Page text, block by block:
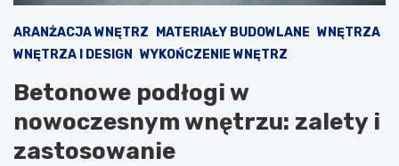
ARANŻACJA WNĘTRZ MATERIAŁY BUDOWLANE WNĘTRZA
WNĘTRZA I DESIGN
WYKOŃCZENIE WNĘTRZ
Betonowe podłogi w
nowoczesnym wnętrzu: zalety i
zastosowanie